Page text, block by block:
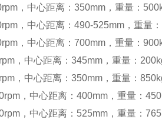
，中心距离：350mm，重量：
，中心距离：490-525mm，重量：
，中心距离：700mm，重量：
，中心距离：345mm，重量：
，中心距离：350mm，重量：
，中心距离：400mm，重量：
，中心距离：525mm，重量：